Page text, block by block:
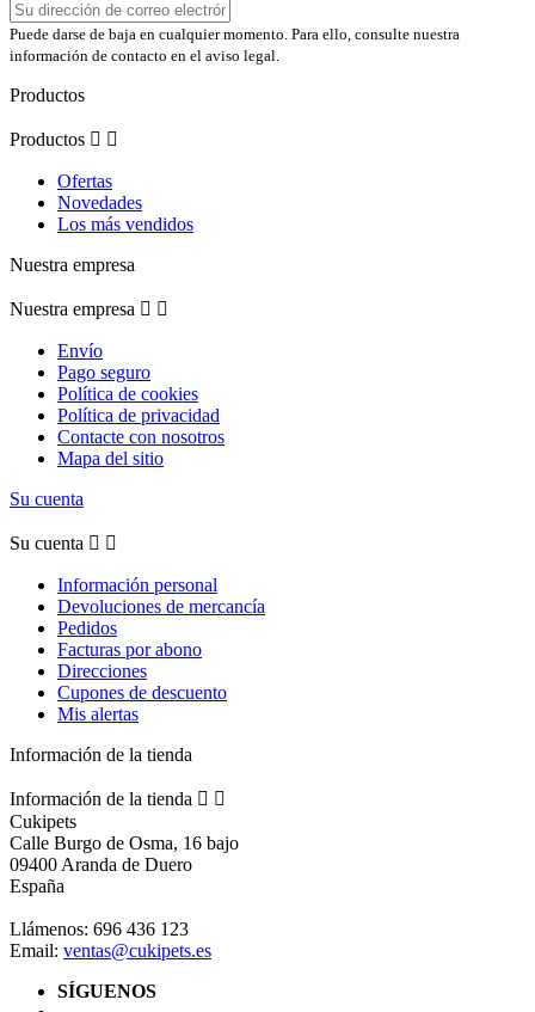
Puede darse de baja en cualquier momento. Para ello, consulte nuestra
información de contacto en el aviso legal.
Productos
Productos  
Ofertas
Novedades
Los más vendidos
Nuestra empresa
Nuestra empresa  
Envío
Pago seguro
Política de cookies
Política de privacidad
Contacte con nosotros
Mapa del sitio
Su cuenta
Su cuenta  
Información personal
Devoluciones de mercancía
Pedidos
Facturas por abono
Direcciones
Cupones de descuento
Mis alertas
Información de la tienda
Información de la tienda  
Cukipets
Calle Burgo de Osma, 16 bajo
09400 Aranda de Duero
España
Llámenos: 696 436 123
Email: ventas@cukipets.es
SÍGUENOS